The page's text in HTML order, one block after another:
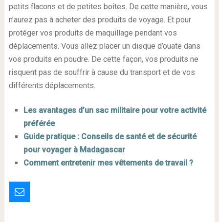
petits flacons et de petites boîtes. De cette manière, vous
n’aurez pas à acheter des produits de voyage. Et pour
protéger vos produits de maquillage pendant vos
déplacements. Vous allez placer un disque d’ouate dans
vos produits en poudre. De cette façon, vos produits ne
risquent pas de souffrir à cause du transport et de vos
différents déplacements.
Les avantages d’un sac militaire pour votre activité
préférée
Guide pratique : Conseils de santé et de sécurité
pour voyager à Madagascar
Comment entretenir mes vêtements de travail ?